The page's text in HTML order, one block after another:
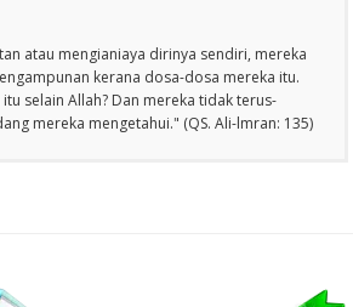
atau mengianiaya dirinya sendiri, mereka
kerana dosa-dosa mereka itu.
selain Allah? Dan mereka tidak terus-
mereka mengetahui." (QS. Ali-lmran: 135)